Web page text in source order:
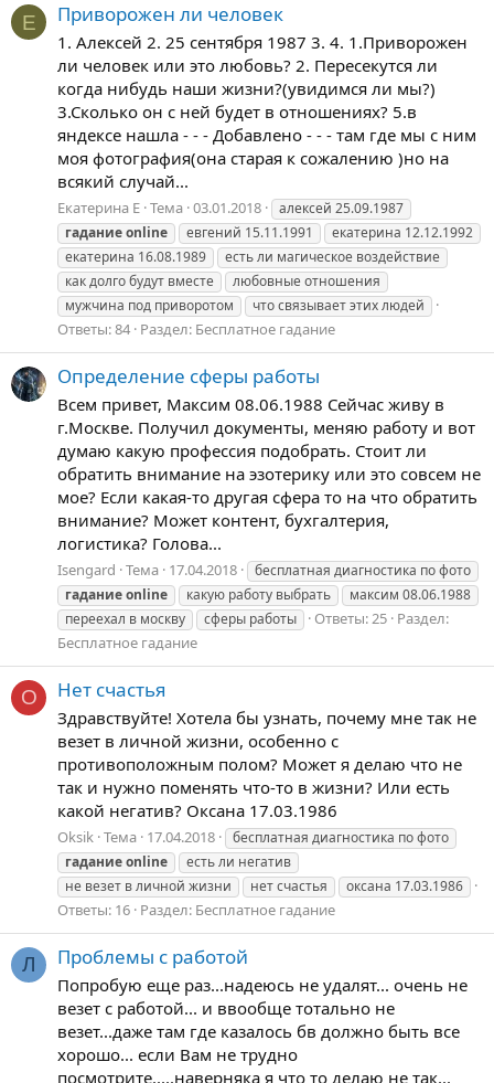
Е Приворожен ли человек
1. Алексей 2. 25 сентября 1987 3. 4. 1.Приворожен
ли человек или это любовь? 2. Пересекутся ли
когда нибудь наши жизни?(увидимся ли мы?)
3.Сколько он с ней будет в отношениях? 5.в
яндексе нашла - - - Добавлено - - - там где мы с ним
моя фотография(она старая к сожалению )но на
всякий случай...
Екатерина Е Тема 03.01.2018
алексей 25.09.1987
гаданиеonline евгений 15.11.1991
екатерина 12.12.1992
екатерина 16.08.1989
есть ли магическое воздействие
как долго будут вместе
любовные отношения
мужчина под приворотом
что связывает этих людей
Ответы: 84 Раздел: Бесплатное гадание
Определение сферы работы
Всем привет, Максим 08.06.1988 Сейчас живу в
г.Москве. Получил документы, меняю работу и вот
думаю какую профессия подобрать. Стоит ли
обратить внимание на эзотерику или это совсем не
мое? Если какая-то другая сфера то на что обратить
внимание? Может контент, бухгалтерия,
логистика? Голова...
Isengard Тема 17.04.2018
бесплатная диагностика по фото
гаданиеonline какую работу выбрать
максим 08.06.1988
переехал в москву
сферы работы Ответы: 25 Раздел:
Бесплатное гадание
O Нет счастья
Здравствуйте! Хотела бы узнать, почему мне так не
везет в личной жизни, особенно с
противоположным полом? Может я делаю что не
так и нужно поменять что-то в жизни? Или есть
какой негатив? Оксана 17.03.1986
Oksik Тема 17.04.2018
бесплатная диагностика по фото
гаданиеonline
есть ли негатив
не везет в личной жизни
нет счастья оксана 17.03.1986
Ответы: 16 Раздел: Бесплатное гадание
Л Проблемы с работой
Попробую еще раз...надеюсь не удалят... очень не
везет с работой... и ввообще тотально не
везет...даже там где казалось бв должно быть все
хорошо... если Вам не трудно
посмотрите.....наверняка я что то делаю не так...